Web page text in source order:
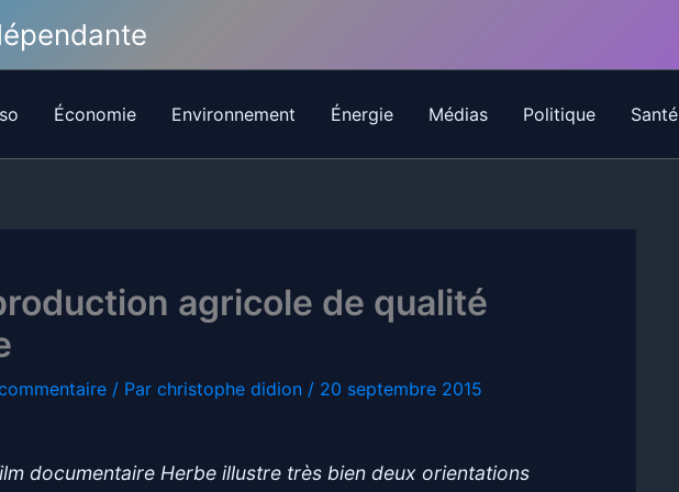
Économie Environnement Énergie Médias Politique Santé
agricole de qualité
/ Par christophe didion / 20 septembre 2015
documentaire Herbe illustre très bien deux orientations